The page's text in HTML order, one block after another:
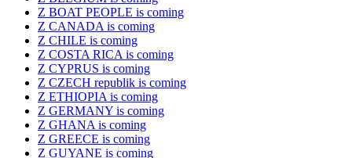
Z BOAT PEOPLE is coming
Z CANADA is coming
Z CHILE is coming
Z COSTA RICA is coming
Z CYPRUS is coming
Z CZECH republik is coming
Z ETHIOPIA is coming
Z GERMANY is coming
Z GHANA is coming
Z GREECE is coming
Z GUYANE is coming